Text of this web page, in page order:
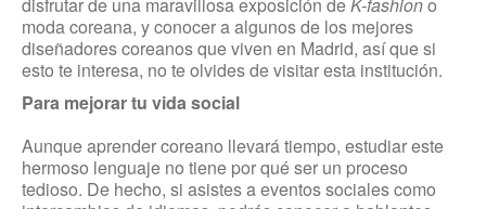
moda coreana, y conocer a algunos de los mejores
diseñadores coreanos que viven en Madrid, así que si
esto te interesa, no te olvides de visitar esta institución.
Para mejorar tu vida social
Aunque aprender coreano llevará tiempo, estudiar este
hermoso lenguaje no tiene por qué ser un proceso
tedioso. De hecho, si asistes a eventos sociales como